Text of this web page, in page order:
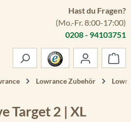
Hast du Fragen?
(Mo.-Fr. 8:00-17:00)
0208 - 94103751
Lowrance Zubehör
Target 2 | XL